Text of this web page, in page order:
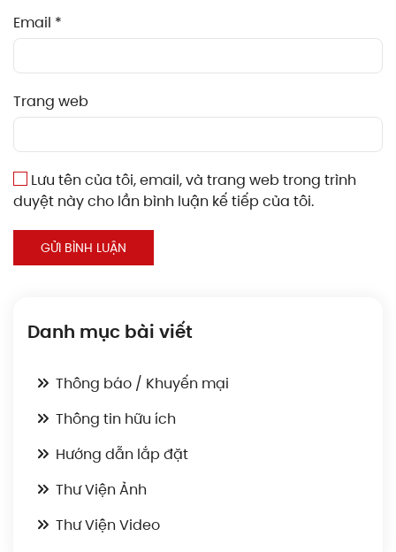
Email *
Trang web
Lưu tên của tôi, email, và trang web trong trình
duyệt này cho lần bình luận kế tiếp của tôi.
GỬI BÌNH LUẬN
Danh mục bài viết
Thông báo / Khuyến mại
Thông tin hữu ích
Hướng dẫn lắp đặt
Thư Viện Ảnh
Thư Viện Video